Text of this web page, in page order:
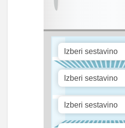
0 mg
0 mg
2.18 mg
6.17 mg
0 mg 0 mg